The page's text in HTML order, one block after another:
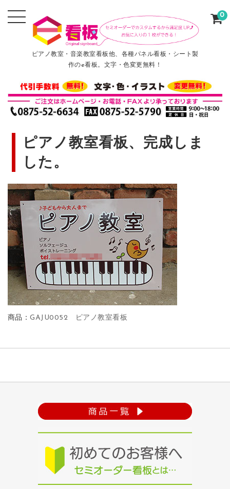
ピアノ教室・音楽教室看板他、各種パネル看板・シート製
作のe看板。文字・色変更無料！
0
ピアノ教室看板、完成しま
した。
商品：GAJU0052 ピアノ教室看板